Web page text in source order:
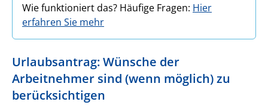
Wie funktioniert das? Häufige Fragen: Hier
erfahren Sie mehr
Urlaubsantrag: Wünsche der
Arbeitnehmer sind (wenn möglich) zu
berücksichtigen